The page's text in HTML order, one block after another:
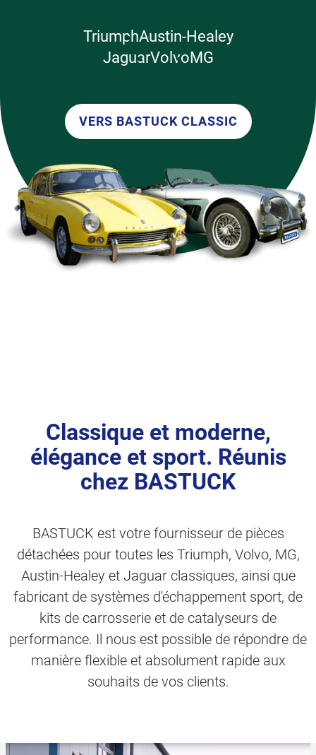
TriumphAustin-Healey
JaguarVolvoMG
VERS BASTUCK CLASSIC
Classique et moderne,
élégance et sport. Réunis
chez BASTUCK
BASTUCK est votre fournisseur de pièces
détachées pour toutes les Triumph, Volvo, MG,
Austin-Healey et Jaguar classiques, ainsi que
fabricant de systèmes d'échappement sport, de
kits de carrosserie et de catalyseurs de
performance. Il nous est possible de répondre de
manière flexible et absolument rapide aux
souhaits de vos clients.